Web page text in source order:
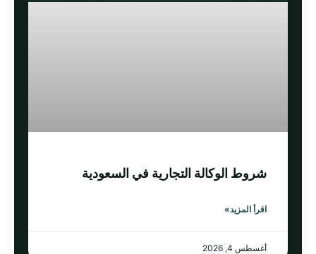
شروط الوكالة التجارية في السعودية
اقرأ المزيد»
أغسطس 4, 2026